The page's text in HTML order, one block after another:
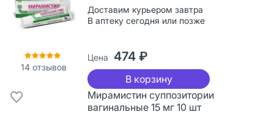
14отзывов
Доставим курьером завтра
В аптеку сегодня или позже
Цена 474 ₽
В корзину
Мирамистин суппозитории
вагинальные 15 мг 10 шт